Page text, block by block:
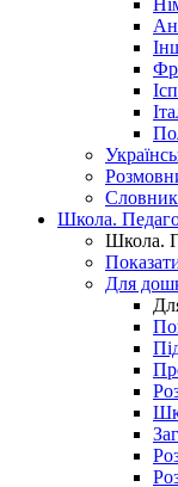
Школа.
Школа.
Для